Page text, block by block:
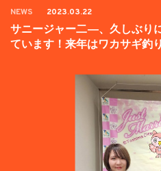
NEWS 2023.03.22
サニージャー二―、久しぶり
ています！来年はワカサギ釣